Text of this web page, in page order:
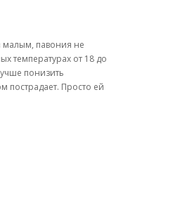
малым, павония не
температурах от 18 до
понизить
пострадает. Просто ей